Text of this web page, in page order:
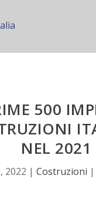
500
NEL 2021
2022 | Costruzioni |